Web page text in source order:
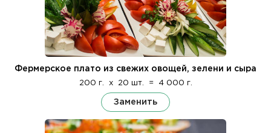
Фермерское плато из свежих овощей, зелени и сыра
200 г. x 20 шт. = 4 000 г.
Заменить